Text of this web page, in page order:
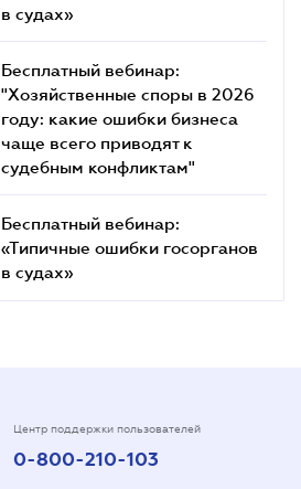
в судах»
Бесплатный вебинар:
"Хозяйственные споры в 2026
году: какие ошибки бизнеса
чаще всего приводят к
судебным конфликтам"
Бесплатный вебинар:
«Типичные ошибки госорганов
в судах»
Центр поддержки пользователей
0-800-210-103